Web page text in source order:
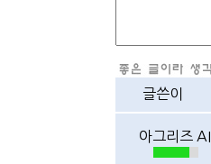
글쓴이
아그리즈 AI